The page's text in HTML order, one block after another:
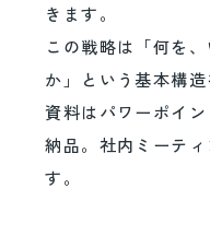
きます。
この戦略は「何を
か」という基本構造
資料はパワーポイ
納品。社内ミーテ
す。